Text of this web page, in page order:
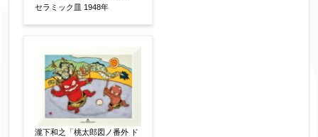
日本画
素描
立体
絵の画面サイズ 【任意】
セラミック皿 1948年
瀧下和之「桃太郎図ノ番外 ド